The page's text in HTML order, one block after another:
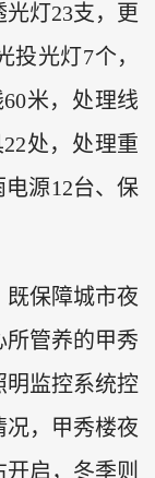
灯23支，更
光灯7个，
米，处理线
处，处理重
源12台、保
既保障城市夜
管养的甲秀
监控系统控
，甲秀楼夜
启，冬季则